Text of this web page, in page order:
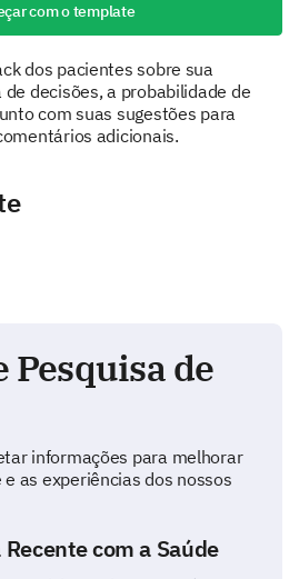
com o template
dos pacientes sobre sua
decisões, a probabilidade de
com suas sugestões para
adicionais.
Pesquisa de
informações para melhorar
as experiências dos nossos
com a Saúde